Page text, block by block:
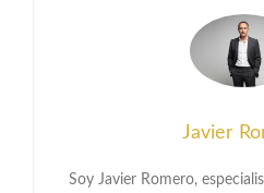
Javier
Soy Javier Romero,